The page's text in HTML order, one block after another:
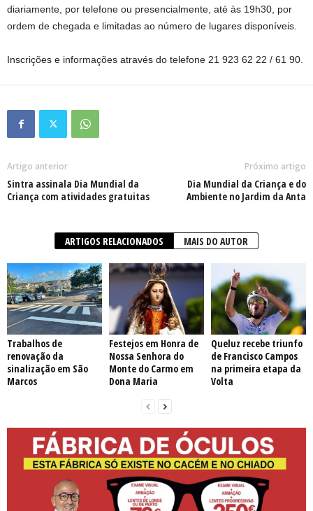
diariamente, por telefone ou presencialmente, até às 19h30, por
ordem de chegada e limitadas ao número de lugares disponíveis.
Inscrições e informações através do telefone 21 923 62 22 / 61 90.
Artigo anterior
Sintra assinala Dia Mundial da
Criança com atividades gratuitas
Próximo artigo
Dia Mundial da Criança e do
Ambiente no Jardim da Anta
ARTIGOS RELACIONADOS MAIS DO AUTOR
Trabalhos de
renovação da
sinalização em São
Marcos
Festejos em Honra de
Nossa Senhora do
Monte do Carmo em
Dona Maria
Queluz recebe triunfo
de Francisco Campos
na primeira etapa da
Volta